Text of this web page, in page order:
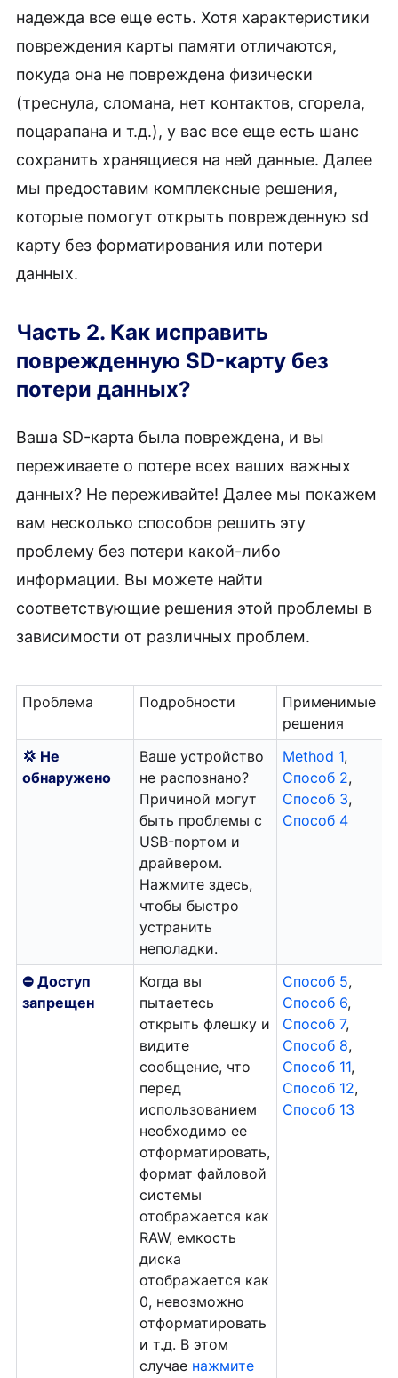
надежда все еще есть. Хотя характеристики
повреждения карты памяти отличаются,
покуда она не повреждена физически
(треснула, сломана, нет контактов, сгорела,
поцарапана и т.д.), у вас все еще есть шанс
сохранить хранящиеся на ней данные. Далее
мы предоставим комплексные решения,
которые помогут открыть поврежденную sd
карту без форматирования или потери
данных.
Часть 2. Как исправить
поврежденную SD-карту без
потери данных?
Ваша SD-карта была повреждена, и вы
переживаете о потере всех ваших важных
данных? Не переживайте! Далее мы покажем
вам несколько способов решить эту
проблему без потери какой-либо
информации. Вы можете найти
соответствующие решения этой проблемы в
зависимости от различных проблем.
Проблема Подробности
Применимые
решения
💢 Не
обнаружено
Ваше устройство
не распознано?
Причиной могут
быть проблемы с
USB-портом и
драйвером.
Нажмите здесь,
чтобы быстро
устранить
неполадки.
Method 1,
Способ 2,
Способ 3,
Способ 4
⛔ Доступ
запрещен
Когда вы
пытаетесь
открыть флешку и
видите
сообщение, что
перед
использованием
необходимо ее
отформатировать,
формат файловой
системы
отображается как
RAW, емкость
диска
отображается как
0, невозможно
отформатировать
и т.д. В этом
случае нажмите
Способ 5,
Способ 6,
Способ 7,
Способ 8,
Способ 11,
Способ 12,
Способ 13